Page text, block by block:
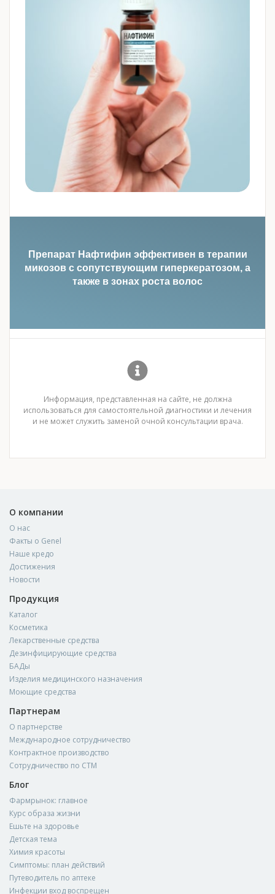
Препарат Нафтифин эффективен в терапии
микозов с сопутствующим гиперкератозом, а
также в зонах роста волос
Информация, представленная на сайте, не должна
использоваться для самостоятельной диагностики и лечения
и не может служить заменой очной консультации врача.
О компании
О нас
Факты о Genel
Наше кредо
Достижения
Новости
Продукция
Каталог
Косметика
Лекарственные средства
Дезинфицирующие средства
БАДы
Изделия медицинского назначения
Моющие средства
Партнерам
О партнерстве
Международное сотрудничество
Контрактное производство
Сотрудничество по СТМ
Блог
Фармрынок: главное
Курс образа жизни
Ешьте на здоровье
Детская тема
Химия красоты
Симптомы: план действий
Путеводитель по аптеке
Инфекции вход воспрещен